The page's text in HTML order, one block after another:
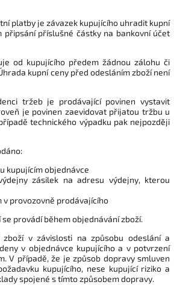
platby je závazek kupujícího uhradit kupní
připsání příslušné částky na bankovní účet
od kupujícího předem žádnou zálohu či
kupní ceny před odesláním zboží není
tržeb je prodávající povinen vystavit
je povinen zaevidovat přijatou tržbu u
technického výpadku pak nejpozději
kupujícím objednávce
zásilek na adresu výdejny, kterou
v provozovně prodávajícího
provádí během objednávání zboží.
zboží v závislosti na způsobu odeslání a
v objednávce kupujícího a v potvrzení
V případě, že je způsob dopravy smluven
kupujícího, nese kupující riziko a
spojené s tímto způsobem dopravy.